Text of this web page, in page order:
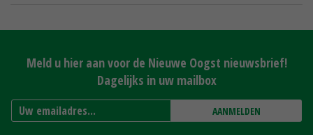
Meld u hier aan voor de Nieuwe Oogst nieuwsbrief!
Dagelijks in uw mailbox
AANMELDEN